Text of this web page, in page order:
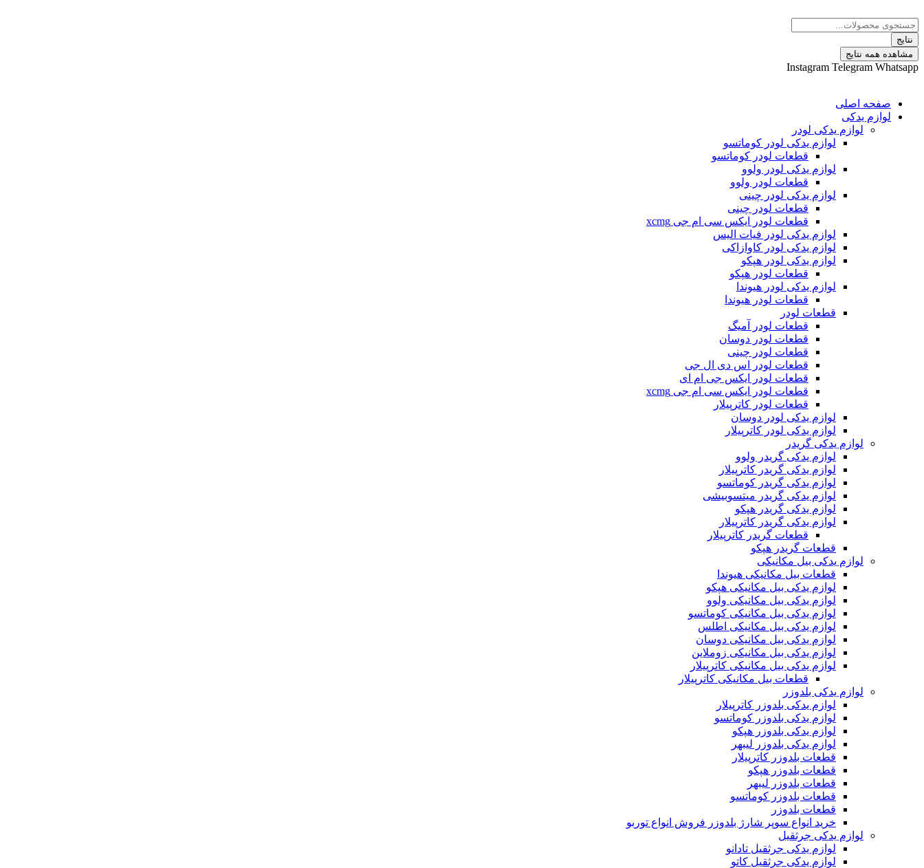
به
محتوا
Search
...نتایج
مشاهده همه نتایج
Instagram Telegram Whatsapp
صفحه اصلی
لوازم یدکی
لوازم یدکی لودر
لوازم یدکی لودر کوماتسو
قطعات لودر کوماتسو
لوازم یدکی لودر ولوو
قطعات لودر ولوو
لوازم یدکی لودر چینی
قطعات لودر چینی
قطعات لودر ایکس سی ام جی xcmg
لوازم یدکی لودر فیات الیس
لوازم یدکی لودر کاوازاکی
لوازم یدکی لودر هپکو
قطعات لودر هپکو
لوازم یدکی لودر هیوندا
قطعات لودر هیوندا
قطعات لودر
قطعات لودر آمیگ
قطعات لودر دوسان
قطعات لودر چینی
قطعات لودر اس دی ال جی
قطعات لودر ایکس جی ام ای
قطعات لودر ایکس سی ام جی xcmg
قطعات لودر کاترپیلار
لوازم یدکی لودر دوسان
لوازم یدکی لودر کاترپیلار
لوازم یدکی گریدر
لوازم یدکی گریدر ولوو
لوازم یدکی گریدر کاترپیلار
لوازم یدکی گریدر کوماتسو
لوازم یدکی گریدر میتسوبیشی
لوازم یدکی گریدر هپکو
لوازم یدکی گریدر کاترپیلار
قطعات گریدر کاترپیلار
قطعات گریدر هپکو
لوازم یدکی بیل مکانیکی
قطعات بیل مکانیکی هیوندا
لوازم یدکی بیل مکانیکی هپکو
لوازم یدکی بیل مکانیکی ولوو
لوازم یدکی بیل مکانیکی کوماتسو
لوازم یدکی بیل مکانیکی اطلس
لوازم یدکی بیل مکانیکی دوسان
لوازم یدکی بیل مکانیکی زوملاین
لوازم یدکی بیل مکانیکی کاترپیلار
قطعات بیل مکانیکی کاترپیلار
لوازم یدکی بلدوزر
لوازم یدکی بلدوزر کاترپیلار
لوازم یدکی بلدوزر کوماتسو
لوازم یدکی بلدوزر هپکو
لوازم یدکی بلدوزر لیبهر
قطعات بلدوزر کاترپیلار
قطعات بلدوزر هپکو
قطعات بلدوزر لیبهر
قطعات بلدوزر کوماتسو
قطعات بلدوزر
خرید انواع سوپر شارژ بلدوزر فروش انواع توربو
لوازم یدکی جرثقیل
لوازم یدکی جرثقیل تادانو
لوازم یدکی جرثقیل کاتو